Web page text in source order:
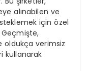
alınabilen ve
için özel
Geçmişte,
oldukça verimsiz
kullanarak